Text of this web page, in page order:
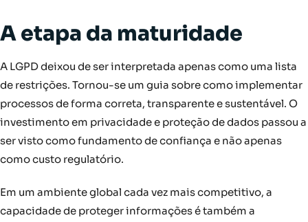
A etapa da maturidade
A LGPD deixou de ser interpretada apenas como uma lista
de restrições. Tornou-se um guia sobre como implementar
processos de forma correta, transparente e sustentável. O
investimento em privacidade e proteção de dados passou a
ser visto como fundamento de confiança e não apenas
como custo regulatório.
Em um ambiente global cada vez mais competitivo, a
capacidade de proteger informações é também a